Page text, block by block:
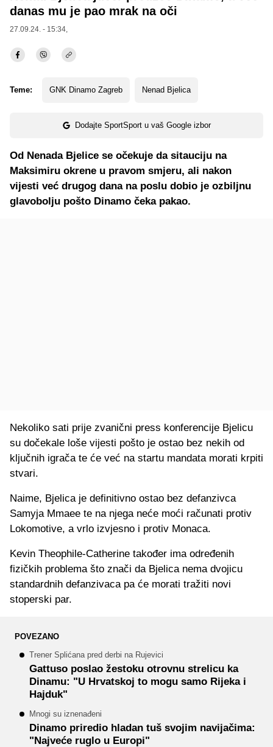
danas mu je pao mrak na oči
27.09.24. - 15:34,
Teme: GNK Dinamo Zagreb Nenad Bjelica
Dodajte SportSport u vaš Google izbor
Od Nenada Bjelice se očekuje da sitauciju na
Maksimiru okrene u pravom smjeru, ali nakon
vijesti već drugog dana na poslu dobio je ozbiljnu
glavobolju pošto Dinamo čeka pakao.
Nekoliko sati prije zvanični press konferencije Bjelicu
su dočekale loše vijesti pošto je ostao bez nekih od
ključnih igrača te će već na startu mandata morati krpiti
stvari.
Naime, Bjelica je definitivno ostao bez defanzivca
Samyja Mmaee te na njega neće moći računati protiv
Lokomotive, a vrlo izvjesno i protiv Monaca.
Kevin Theophile-Catherine također ima određenih
fizičkih problema što znači da Bjelica nema dvojicu
standardnih defanzivaca pa će morati tražiti novi
stoperski par.
POVEZANO
Trener Splićana pred derbi na Rujevici
Gattuso poslao žestoku otrovnu strelicu ka
Dinamu: "U Hrvatskoj to mogu samo Rijeka i
Hajduk"
Mnogi su iznenađeni
Dinamo priredio hladan tuš svojim navijačima:
"Najveće ruglo u Europi"